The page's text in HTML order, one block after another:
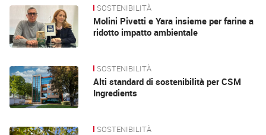
SOSTENIBILITÀ
Molini Pivetti e Yara insieme per farine a
ridotto impatto ambientale
SOSTENIBILITÀ
Alti standard di sostenibilità per CSM
Ingredients
SOSTENIBILITÀ